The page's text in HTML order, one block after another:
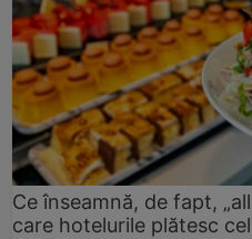
Ce înseamnă, de fapt,
care hotelurile plătesc